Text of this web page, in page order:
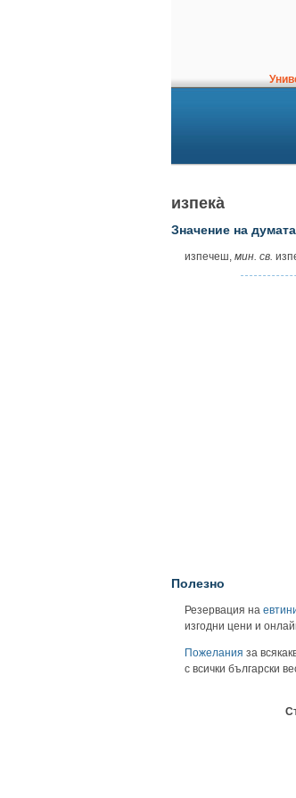
изпека̀
Значение на думата
изпечеш, мин. св.
Полезно
Резервация на
изгодни цени и
Пожелания за
с всички български